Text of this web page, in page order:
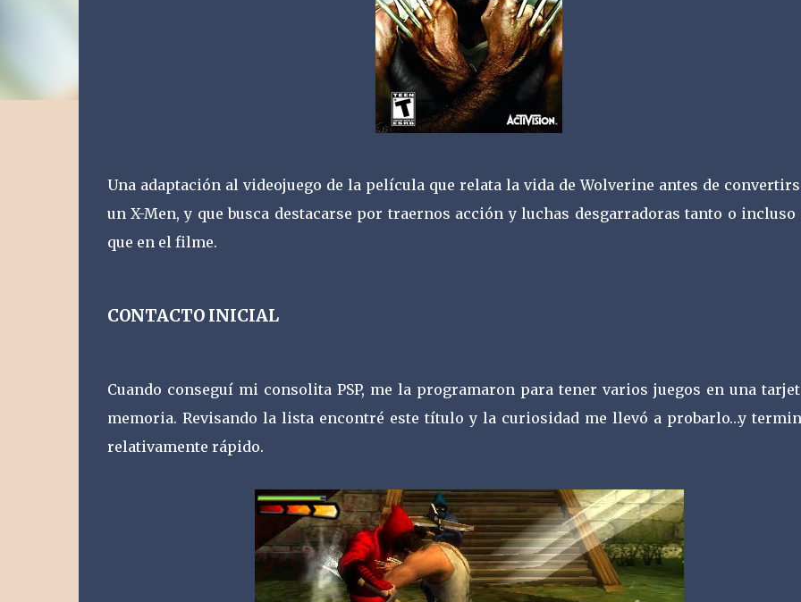
Una adaptación al videojuego de la película que relata la vida de Wolverine antes de
un X-Men, y que busca destacarse por traernos acción y luchas desgarradoras tanto o incluso
que en el filme.
CONTACTO INICIAL
Cuando conseguí mi consolita PSP, me la programaron para tener varios juegos en una
memoria. Revisando la lista encontré este título y la curiosidad me llevó a probarlo…y
relativamente rápido.